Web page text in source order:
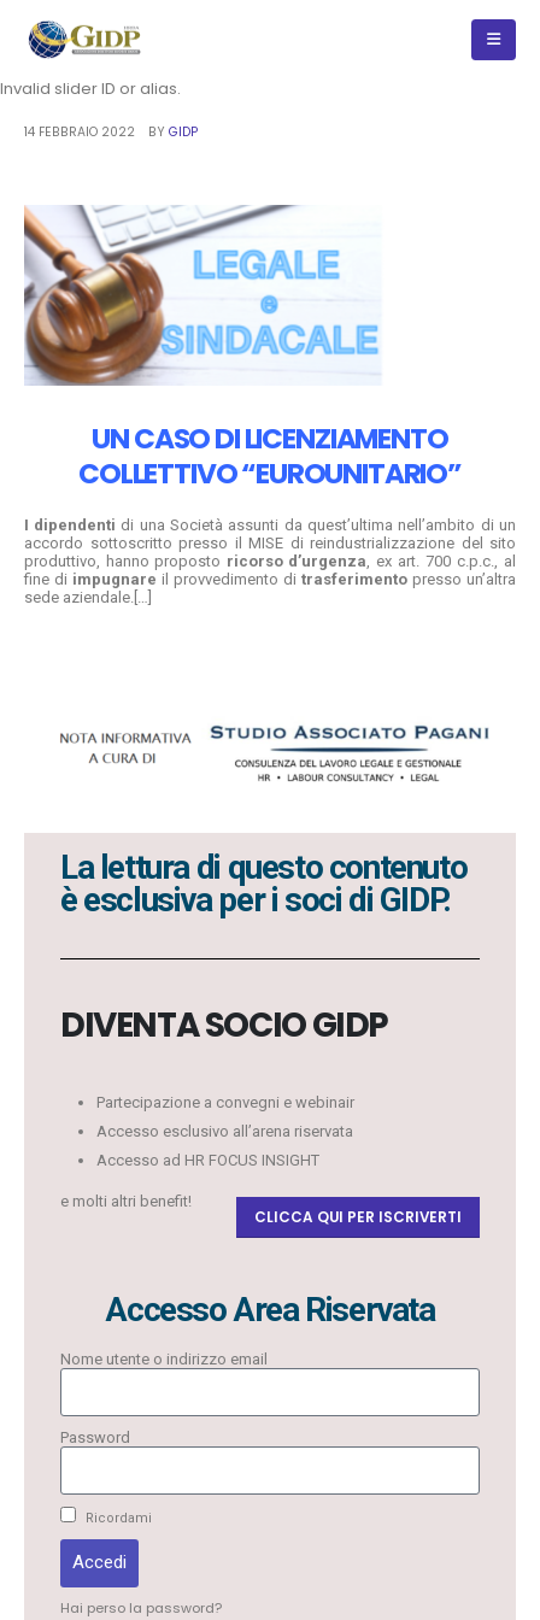
Invalid slider ID or alias.
14 FEBBRAIO 2022 BY GIDP
UN CASO DI LICENZIAMENTO
COLLETTIVO “EUROUNITARIO”
I dipendenti di una Società assunti da quest’ultima nell’ambito di un
accordo sottoscritto presso il MISE di reindustrializzazione del sito
produttivo, hanno proposto ricorso d’urgenza, ex art. 700 c.p.c., al
fine di impugnare il provvedimento di trasferimento presso un’altra
sede aziendale.[…]
La lettura di questo contenuto
è esclusiva per i soci di GIDP.
DIVENTA SOCIO GIDP
Partecipazione a convegni e webinair
Accesso esclusivo all’arena riservata
Accesso ad HR FOCUS INSIGHT
e molti altri benefit!
CLICCA QUI PER ISCRIVERTI
Accesso Area Riservata
Nome utente o indirizzo email
Password
Ricordami
Accedi
Hai perso la password?